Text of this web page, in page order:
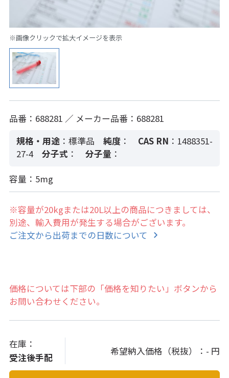
※画像クリックで拡大イメージを表示
品番：688281 ／ メーカー品番：688281
規格・用途 ：標準品 純度： CAS RN ：1488351-
27-4
分子式 ： 分子量 ：
容量：5mg
※容量が20kgまたは20L以上の商品につきましては、
別途、輸入費用が発生する場合がございます。
ご注文から出荷までの日数について
価格については下部の「価格を知りたい」ボタンから
お問い合わせください。
在庫：
受注後手配
希望納入価格（税抜）： - 円